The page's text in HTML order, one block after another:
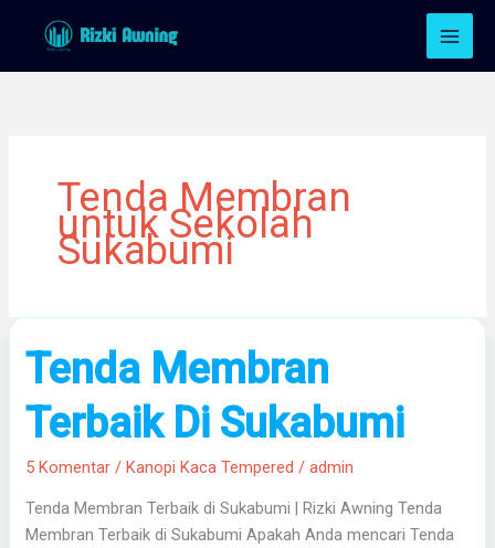
Tenda Membran
untuk Sekolah
Sukabumi
Tenda Membran
Terbaik Di Sukabumi
5 Komentar /Kanopi Kaca Tempered /admin
Tenda Membran Terbaik di Sukabumi | Rizki Awning Tenda
Membran Terbaik di Sukabumi Apakah Anda mencari Tenda
Tenda
Membran
Terbaik
Di
Sukabumi